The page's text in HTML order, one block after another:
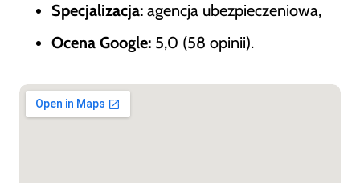
Specjalizacja: agencja ubezpieczeniowa,
Ocena Google: 5,0 (58 opinii).